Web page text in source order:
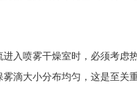
喷雾干燥室时，必须考虑
大小分布均匀，这是至关重